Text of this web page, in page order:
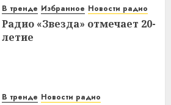
В тренде Избранное Новости радио
Радио «Звезда» отмечает 20-
летие
В тренде Новости радио